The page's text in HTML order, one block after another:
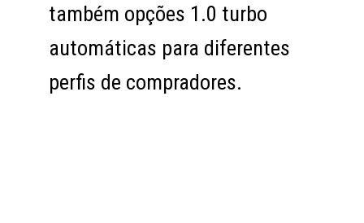
também opções 1.0 turbo
automáticas para diferentes
perfis de compradores.
também opções 1.0 turbo
automáticas para diferentes
perfis de compradores.